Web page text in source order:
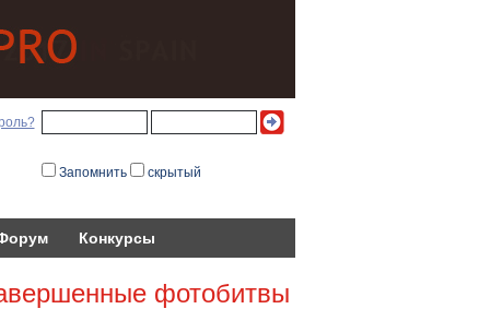
Запомнить скрытый
Конкурсы
фотобитвы